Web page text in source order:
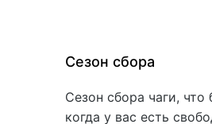
Сезон сбора
Сезон сбора чаги,
когда у вас есть